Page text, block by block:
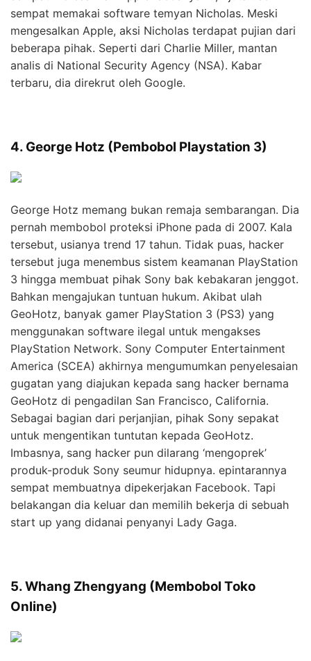
sempat memakai software temyan Nicholas. Meski
mengesalkan Apple, aksi Nicholas terdapat pujian dari
beberapa pihak. Seperti dari Charlie Miller, mantan
analis di National Security Agency (NSA). Kabar
terbaru, dia direkrut oleh Google.
4. George Hotz (Pembobol Playstation 3)
George Hotz memang bukan remaja sembarangan. Dia
pernah membobol proteksi iPhone pada di 2007. Kala
tersebut, usianya trend 17 tahun. Tidak puas, hacker
tersebut juga menembus sistem keamanan PlayStation
3 hingga membuat pihak Sony bak kebakaran jenggot.
Bahkan mengajukan tuntuan hukum. Akibat ulah
GeoHotz, banyak gamer PlayStation 3 (PS3) yang
menggunakan software ilegal untuk mengakses
PlayStation Network. Sony Computer Entertainment
America (SCEA) akhirnya mengumumkan penyelesaian
gugatan yang diajukan kepada sang hacker bernama
GeoHotz di pengadilan San Francisco, California.
Sebagai bagian dari perjanjian, pihak Sony sepakat
untuk mengentikan tuntutan kepada GeoHotz.
Imbasnya, sang hacker pun dilarang ‘mengoprek’
produk-produk Sony seumur hidupnya. epintarannya
sempat membuatnya dipekerjakan Facebook. Tapi
belakangan dia keluar dan memilih bekerja di sebuah
start up yang didanai penyanyi Lady Gaga.
5. Whang Zhengyang (Membobol Toko
Online)